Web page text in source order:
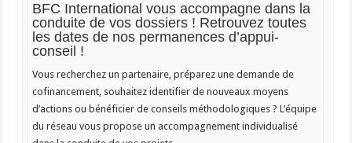
BFC International vous accompagne dans la
conduite de vos dossiers ! Retrouvez toutes
les dates de nos permanences d’appui-
conseil !
Vous recherchez un partenaire, préparez une demande de
cofinancement, souhaitez identifier de nouveaux moyens
d’actions ou bénéficier de conseils méthodologiques ? L’équipe
du réseau vous propose un accompagnement individualisé